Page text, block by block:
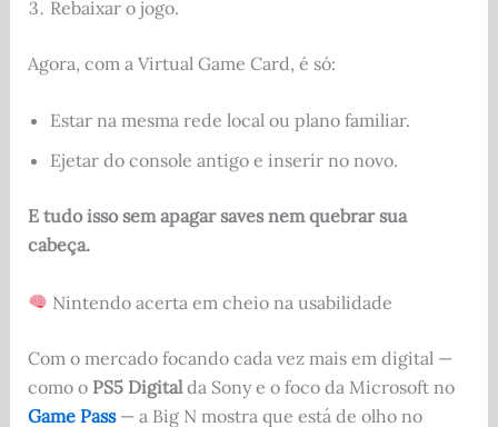
Rebaixar o jogo.
Agora, com a Virtual Game Card, é só:
Estar na mesma rede local ou plano familiar.
Ejetar do console antigo e inserir no novo.
E tudo isso sem apagar saves nem quebrar sua
cabeça.
Nintendo acerta em cheio na usabilidade
Com o mercado focando cada vez mais em digital —
como o PS5 Digitalda Sony e o foco da Microsoft no
Game Pass— a Big N mostra que está de olho no